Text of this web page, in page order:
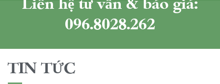
Liên hệ tư vấn & báo giá:
096.8028.262
TIN TỨC